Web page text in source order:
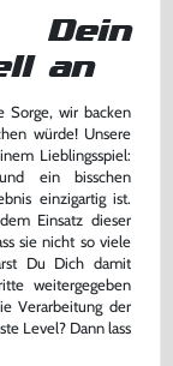
Memory Card /
#grau / SCPH-
€
an
Sorge, wir backen
würde! Unsere
Lieblingsspiel:
ein bisschen
einzigartig ist.
Einsatz dieser
sie nicht so viele
Du Dich damit
weitergegeben
Verarbeitung der
Level? Dann lass